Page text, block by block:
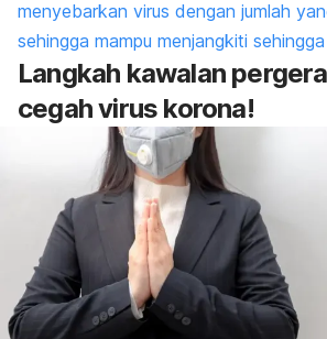
menyebarkan virus dengan jumlah
sehingga mampu menjangkiti
Langkah kawalan
cegah virus korona!